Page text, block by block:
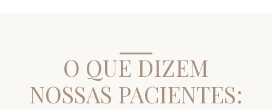
O QUE DIZEM
NOSSAS PACIENTES: